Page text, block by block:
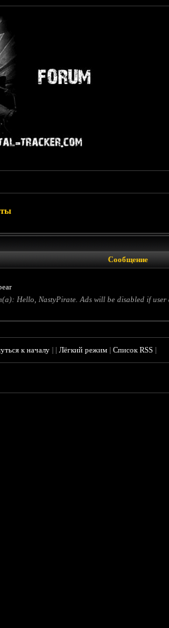
Сообщение
Hello, NastyPirate. Ads will be disabled if
к началу ||Лёгкий режим |Список RSS |